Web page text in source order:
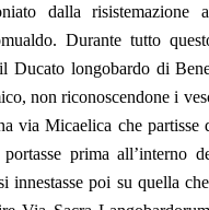
dalla risistemazione
Durante tutto
Ducato longobardo di
non riconoscendone i
via Micaelica che partisse
prima all’interno
innestasse poi su quella